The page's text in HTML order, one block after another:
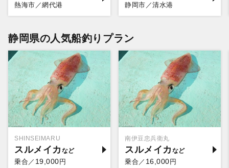
熱海市／網代港 静岡市／清水港
静岡県の人気船釣りプラン
SHINSEIMARU
スルメイカ
乗合／ 19,000円
南伊豆忠兵衛丸
スルメイカ
乗合／ 16,000円